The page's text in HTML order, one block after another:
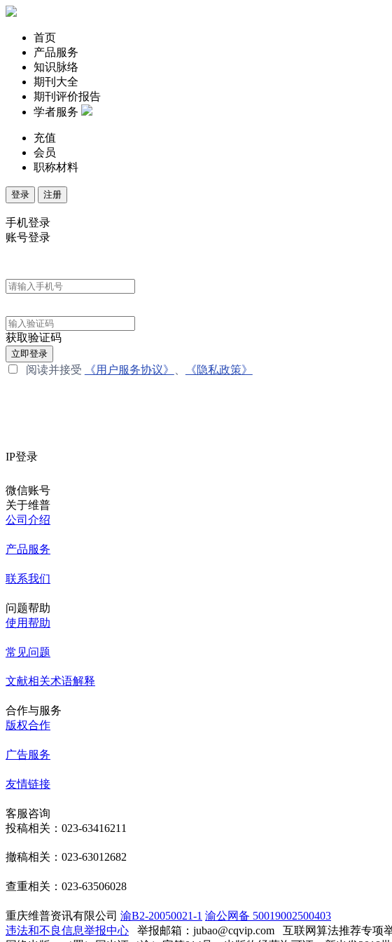
首页
产品服务
知识脉络
期刊大全
期刊评价报告
学者服务
充值
会员
职称材料
登录 注册
手机登录
账号登录
获取验证码
立即登录
阅读并接受 《用户服务协议》 《隐私政策》
IP登录
微信账号
关于维普
公司介绍
产品服务
联系我们
问题帮助
使用帮助
常见问题
文献相关术语解释
合作与服务
版权合作
广告服务
友情链接
客服咨询
投稿相关：023-63416211
撤稿相关：023-63012682
查重相关：023-63506028
重庆维普资讯有限公司 渝B2-20050021-1 渝公网备 50019002500403
违法和不良信息举报中心 举报邮箱：jubao@cqvip.com 互联网算法推荐专项